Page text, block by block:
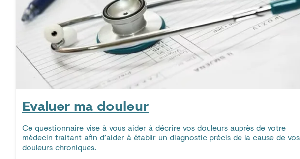
Evaluer ma douleur
Ce questionnaire vise à vous aider à décrire vos douleurs auprès de votre
médecin traitant afin d’aider à établir un diagnostic précis de la cause de vos
douleurs chroniques.